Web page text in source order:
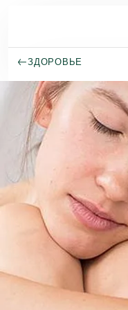
ЗДОРОВЬЕ